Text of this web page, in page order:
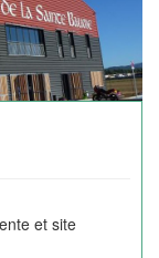
et site